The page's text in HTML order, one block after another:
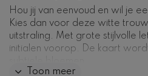
Hou jij van eenvoud en wil je
Kies dan voor deze witte
uitstraling. Met grote stijlvolle
initialen voorop. De kaart
Toon meer